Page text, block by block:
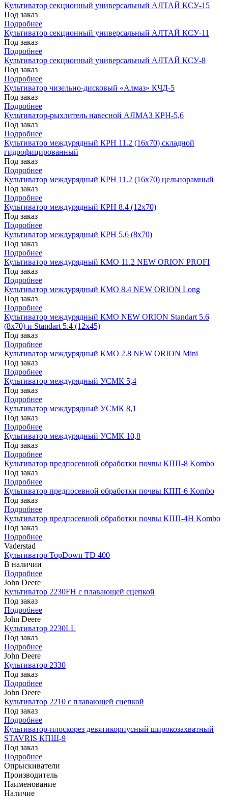
Культиватор секционный универсальный АЛТАЙ КСУ-15
Под заказ
Подробнее
Культиватор секционный универсальный АЛТАЙ КСУ-11
Под заказ
Подробнее
Культиватор секционный универсальный АЛТАЙ КСУ-8
Под заказ
Подробнее
Культиватор чизельно-дисковый «Алмаз» КЧД-5
Под заказ
Подробнее
Культиватор-рыхлитель навесной АЛМАЗ КРН-5,6
Под заказ
Подробнее
Культиватор междурядный КРН 11.2 (16х70) складной
гидрофицированный
Под заказ
Подробнее
Культиватор междурядный КРН 11.2 (16х70) цельнорамный
Под заказ
Подробнее
Культиватор междурядный КРН 8.4 (12х70)
Под заказ
Подробнее
Культиватор междурядный КРН 5.6 (8х70)
Под заказ
Подробнее
Культиватор междурядный КМО 11.2 NEW ORION PROFI
Под заказ
Подробнее
Культиватор междурядный КМО 8.4 NEW ORION Long
Под заказ
Подробнее
Культиватор междурядный КМО NEW ORION Standart 5.6
(8х70) и Standart 5.4 (12х45)
Под заказ
Подробнее
Культиватор междурядный КМО 2.8 NEW ORION Mini
Под заказ
Подробнее
Культиватор междурядный УСМК 5,4
Под заказ
Подробнее
Культиватор междурядный УСМК 8,1
Под заказ
Подробнее
Культиватор междурядный УСМК 10,8
Под заказ
Подробнее
Культиватор предпосевной обработки почвы КПП-8 Kombo
Под заказ
Подробнее
Культиватор предпосевной обработки почвы КПП-6 Kombo
Под заказ
Подробнее
Культиватор предпосевной обработки почвы КПП-4Н Kombo
Под заказ
Подробнее
Vaderstad
Культиватор TopDown TD 400
В наличии
Подробнее
John Deere
Культиватор 2230FH с плавающей сцепкой
Под заказ
Подробнее
John Deere
Культиватор 2230LL
Под заказ
Подробнее
John Deere
Культиватор 2330
Под заказ
Подробнее
John Deere
Культиватор 2210 с плавающей сцепкой
Под заказ
Подробнее
Культиватор-плоскорез девятикорпусный широкозахватный
STAVRIS КПШ-9
Под заказ
Подробнее
Опрыскиватели
Производитель
Наименование
Наличие